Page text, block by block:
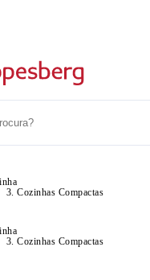
Cozinhas Compactas
Cozinhas Compactas